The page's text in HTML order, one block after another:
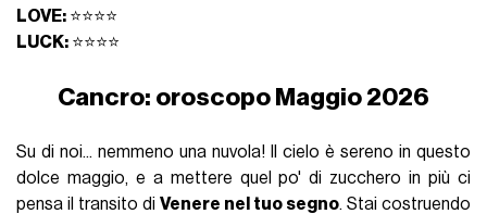
LOVE: ⭐⭐⭐⭐
LUCK: ⭐⭐⭐⭐
Cancro: oroscopo Maggio 2026
Su di noi... nemmeno una nuvola! Il cielo è sereno in questo
dolce maggio, e a mettere quel po' di zucchero in più ci
pensa il transito diVenere nel tuo segno. Stai costruendo